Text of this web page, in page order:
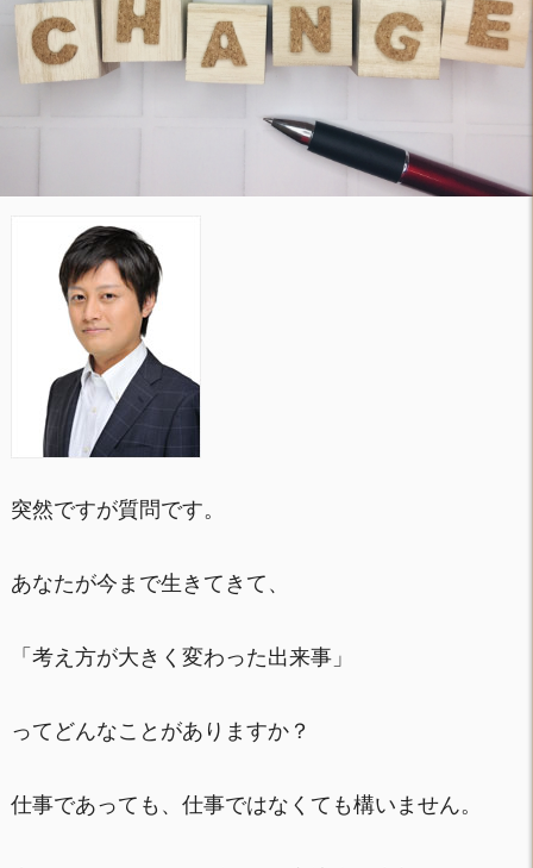
突然ですが質問です。
あなたが今まで生きてきて、
「考え方が大きく変わった出来事」
ってどんなことがありますか？
仕事であっても、仕事ではなくても構いません。